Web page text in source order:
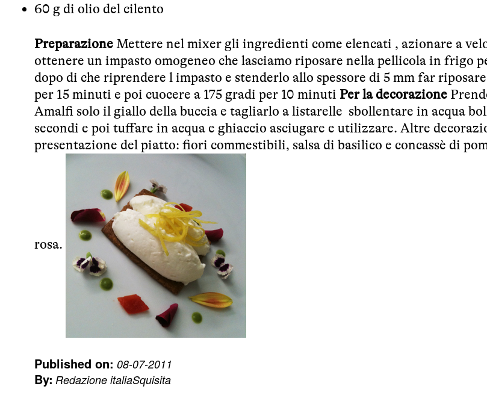
60 g di olio del cilento
Preparazione Mettere nel mixer gli ingredienti come elencati , azionare a
ottenere un impasto omogeneo che lasciamo riposare nella pellicola in frigo
dopo di che riprendere l impasto e stenderlo allo spessore di 5 mm far
per 15 minuti e poi cuocere a 175 gradi per 10 minuti Per la decorazione
Amalfi solo il giallo della buccia e tagliarlo a listarelle sbollentare in acqua
secondi e poi tuffare in acqua e ghiaccio asciugare e utilizzare. Altre
presentazione del piatto: fiori commestibili, salsa di basilico e concassè di
rosa.
Published on: 08-07-2011
By: Redazione italiaSquisita